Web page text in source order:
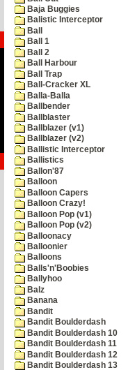
Baja Buggies
Balistic Interceptor
Ball
Ball 1
Ball 2
Ball Harbour
Ball Trap
Ball-Cracker XL
Balla-Balla
Ballbender
Ballblaster
Ballblazer (v1)
Ballblazer (v2)
Ballistic Interceptor
Ballistics
Ballon'87
Balloon
Balloon Capers
Balloon Crazy!
Balloon Pop (v1)
Balloon Pop (v2)
Balloonacy
Balloonier
Balloons
Balls'n'Boobies
Ballyhoo
Balz
Banana
Bandit
Bandit Boulderdash
Bandit Boulderdash 10
Bandit Boulderdash 11
Bandit Boulderdash 12
Bandit Boulderdash 13